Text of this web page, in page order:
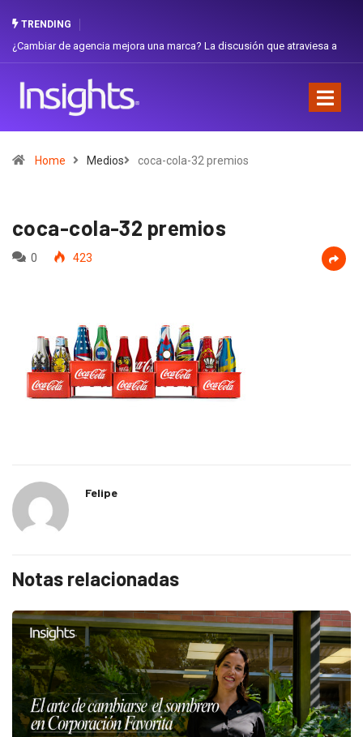
TRENDING
de agencia mejora una marca? La discusión que atraviesa a
Home Medios coca-cola-32 premios
coca-cola-32 premios
0 423
Felipe
Notas relacionadas